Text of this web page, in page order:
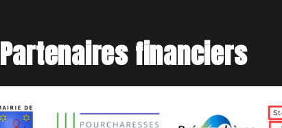
Partenaires financiers